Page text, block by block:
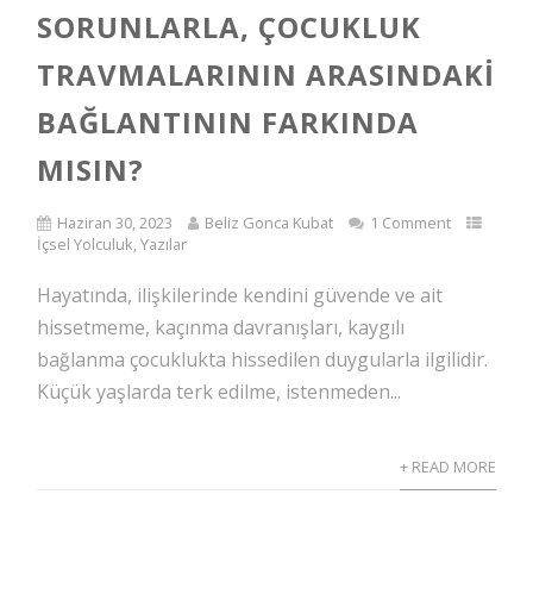
SORUNLARLA, ÇOCUKLUK
TRAVMALARININ ARASINDAKI
BAĞLANTININ FARKINDA
MISIN?
Haziran 30, 2023 Beliz Gonca Kubat
1 Comment
İçsel Yolculuk,Yazılar
Hayatında, ilişkilerinde kendini güvende ve ait
hissetmeme, kaçınma davranışları, kaygılı
bağlanma çocuklukta hissedilen duygularla ilgilidir.
Küçük yaşlarda terk edilme, istenmeden...
+ READ MORE